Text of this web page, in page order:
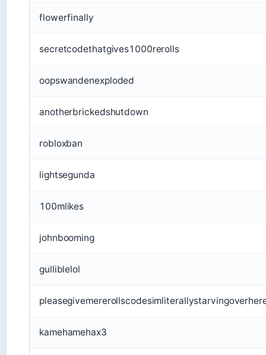
flowerfinally
secretcodethatgives1000rerolls
oopswandenexploded
anotherbrickedshutdown
robloxban
lightsegunda
100mlikes
johnbooming
gulliblelol
kamehamehax3